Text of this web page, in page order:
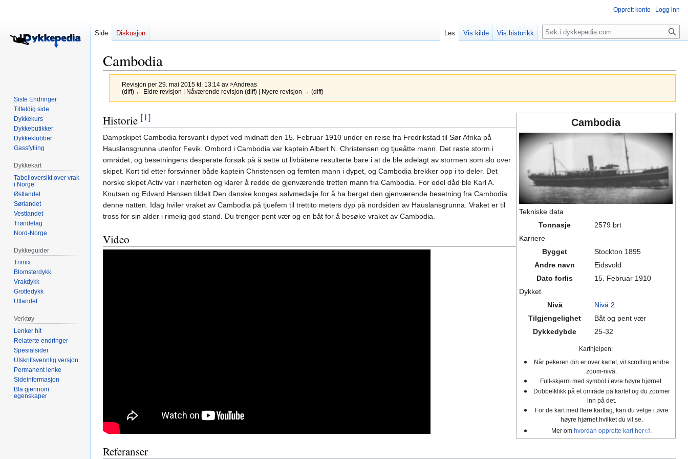
Cambodia
Revisjon per 29. mai 2015 kl. 13:14 av >Andreas
(diff) ← Eldre revisjon | Nåværende revisjon (diff) | Nyere revisjon → (diff)
Hopp
til
navigering
Hopp
til
søk
Cambodia
Tekniske data
Tonnasje
2579 brt
Karriere
Bygget
Stockton 1895
Andre navn
Eidsvold
Dato forlis
15. Februar 1910
Dykket
Nivå
Nivå 2
Tilgjengelighet
Båt og pent vær
Dykkedybde
25-32
Karthjelpen:
Når pekeren din er over kartet, vil scrolling endre
zoom-nivå.
Full-skjerm med symbol i øvre høyre hjørnet.
Dobbelklikk på et område på kartet og du zoomer
inn på det.
For de kart med flere kartlag, kan du velge i øvre
høyre hjørnet hvilket du vil se.
Mer omhvordan opprette kart her
Historie [1]
Dampskipet Cambodia forsvant i dypet ved midnatt den 15. Februar 1910 under en reise fra Fredrikstad til Sør Afrika på
Hauslansgrunna utenfor Fevik. Ombord i Cambodia var kaptein Albert N. Christensen og tjueåtte mann. Det raste storm i
området, og besetningens desperate forsøk på å sette ut livbåtene resulterte bare i at de ble ødelagt av stormen som slo over
skipet. Kort tid etter forsvinner både kaptein Christensen og femten mann i dypet, og Cambodia brekker opp i to deler. Det
norske skipet Activ var i nærheten og klarer å redde de gjenværende tretten mann fra Cambodia. For edel dåd ble Karl A.
Knutsen og Edvard Hansen tildelt Den danske konges sølvmedalje for å ha berget den gjenværende besetning fra Cambodia
denne natten. Idag hviler vraket av Cambodia på tjuefem til trettito meters dyp på nordsiden av Hauslansgrunna. Vraket er til
tross for sin alder i rimelig god stand. Du trenger pent vær og en båt for å besøke vraket av Cambodia.
Video
Referanser
Opprett konto Logg inn
Side Diskusjon Les Vis kilde Vis historikk Søk
Siste Endringer
Tilfeldig side
Dykkekurs
Dykkebutikker
Dykkeklubber
Gassfylling
Dykkekart
Tabelloversikt over vrak
i Norge
Østlandet
Sørlandet
Vestlandet
Trøndelag
Nord-Norge
Dykkeguider
Trimix
Blomsterdykk
Vrakdykk
Grottedykk
Utlandet
Verktøy
Lenker hit
Relaterte endringer
Spesialsider
Utskriftsvennlig versjon
Permanent lenke
Sideinformasjon
Bla gjennom
egenskaper